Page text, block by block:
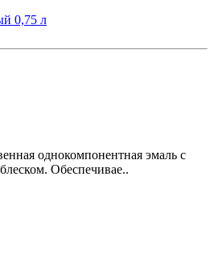
0,75 л
однокомпонентная эмаль с
Обеспечивае..